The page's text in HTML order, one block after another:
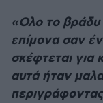
«Ολο το βράδυ
επίμονα σαν
σκέφτεται για
αυτά ήταν